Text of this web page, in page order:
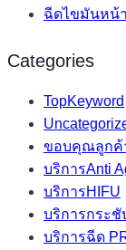
ฉีดไขมันหน้
Categories
TopKeyword
ขอบคุณลูกค้
บริการAnti
บริการHIFU
บริการกระ
บริการฉีด